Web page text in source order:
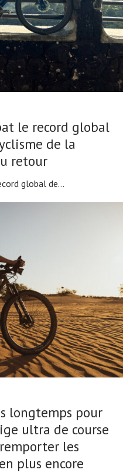
le record global
de la
retour
global de...
longtemps pour
ultra de course
les
plus encore